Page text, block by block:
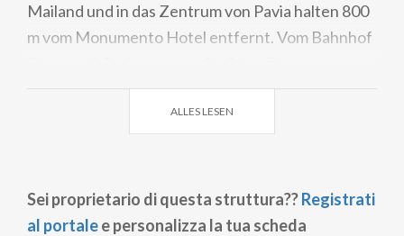
Mailand und in das Zentrum von Pavia halten 800
m vom Monumento Hotel entfernt. Vom Bahnhof
kostenfreier Shuttleservice bringt Sie vom
Bahnhof und Busbahnhof Certosa di Pavia zur
ALLES LESEN
Sei proprietario di questa struttura??Registrati
al portalee personalizza la tua scheda